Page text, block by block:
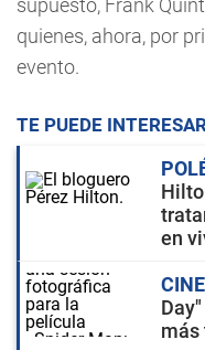
supuesto, Frank
quienes, ahora, por
evento.
TE PUEDE
en
CINE
más